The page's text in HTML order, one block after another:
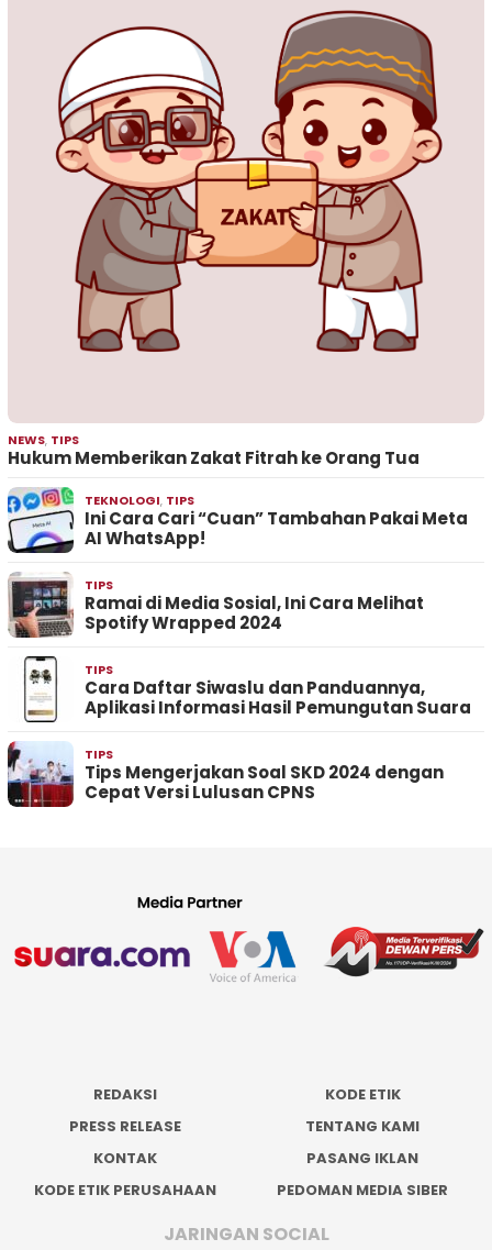
NEWS, TIPS
Hukum Memberikan Zakat Fitrah ke Orang Tua
TEKNOLOGI, TIPS
Ini Cara Cari “Cuan” Tambahan Pakai Meta
AI WhatsApp!
TIPS
Ramai di Media Sosial, Ini Cara Melihat
Spotify Wrapped 2024
TIPS
Cara Daftar Siwaslu dan Panduannya,
Aplikasi Informasi Hasil Pemungutan Suara
TIPS
Tips Mengerjakan Soal SKD 2024 dengan
Cepat Versi Lulusan CPNS
REDAKSI
KODE ETIK
PRESS RELEASE
TENTANG KAMI
KONTAK
PASANG IKLAN
KODE ETIK PERUSAHAAN
PEDOMAN MEDIA SIBER
JARINGAN SOCIAL